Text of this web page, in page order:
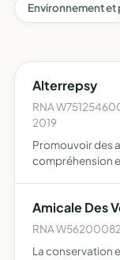
Environnement
Alterrepsy
RNA
2019
Promouvoir des
compréhension
conférences et
Amicale Des
RNA
La conservation